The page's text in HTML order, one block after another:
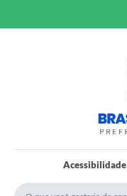
Acessibilidade